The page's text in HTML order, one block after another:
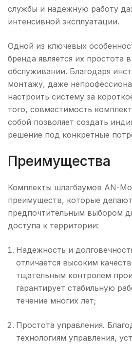
службы и надежную работу
интенсивной эксплуатации.
Одной из ключевых
бренда является их простота
обслуживании. Благодаря
монтажу, даже
настроить систему за
того, совместимость
собой позволяет создать
решение под конкретные
Преимущества
Комплекты шлагбаумов AN-
преимуществ, которые
предпочтительным выбором
доступа к территории:
Надежность и
отличается высоким
тщательным контролем
гарантирует стабильную
течение многих лет;
Простота управления.
технологиям управления,